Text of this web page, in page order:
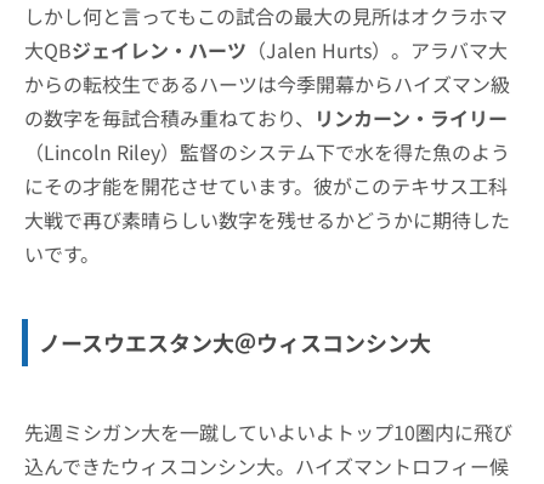
しかし何と言ってもこの試合の最大の見所はオクラホマ
大QBジェイレン・ハーツ （Jalen Hurts）。アラバマ大
からの転校生であるハーツは今季開幕からハイズマン級
の数字を毎試合積み重ねており、 リンカーン・ライリー
（Lincoln Riley）監督のシステム下で水を得た魚のよう
にその才能を開花させています。彼がこのテキサス工科
大戦で再び素晴らしい数字を残せるかどうかに期待した
いです。
ノースウエスタン大＠ウィスコンシン大
先週ミシガン大を一蹴していよいよトップ10圏内に飛び
込んできたウィスコンシン大。ハイズマントロフィー候